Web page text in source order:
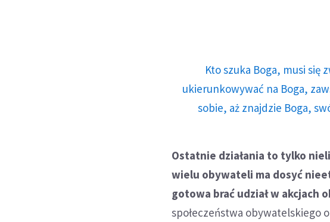
Kto szuka Boga, musi się
ukierunkowywać na Boga,
sobie, aż znajdzie Boga,
Ostatnie działania to tylko
wielu obywateli ma dosyć
gotowa brać udział w akcjach
społeczeństwa obywatelskiego